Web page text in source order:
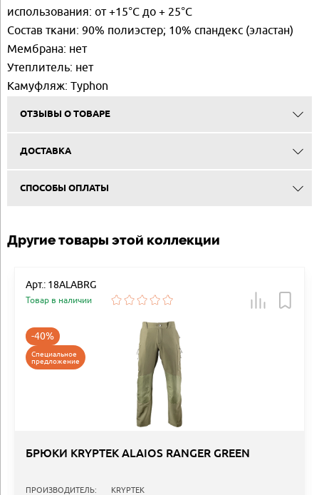
использования: от +15°C до + 25°C
Состав ткани: 90% полиэстер; 10% спандекс (эластан)
Мембрана: нет
Утеплитель: нет
Камуфляж: Typhon
ОТЗЫВЫ О ТОВАРЕ
ДОСТАВКА
СПОСОБЫ ОПЛАТЫ
Другие товары этой коллекции
Арт.: 18ALABRG
Товар в наличии
-40%
Специальное
предложение
БРЮКИ KRYPTEK ALAIOS RANGER GREEN
ПРОИЗВОДИТЕЛЬ:
KRYPTEK